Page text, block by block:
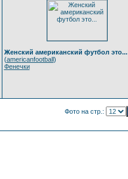
Женский американский футбол это...
(americanfootball)
Фенечки
Фото на стр.: